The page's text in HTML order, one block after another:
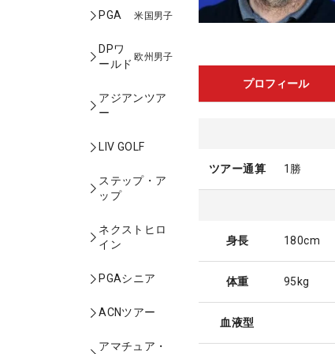
PGA 米国男子
DPワ
ールド
欧州男子
アジアンツア
ー
LIV GOLF
ステップ・ア
ップ
ネクストヒロ
イン
PGAシニア
ACNツアー
アマチュア・
プロフィール
ツアー通算 1勝
身長 180cm
体重 95kg
血液型